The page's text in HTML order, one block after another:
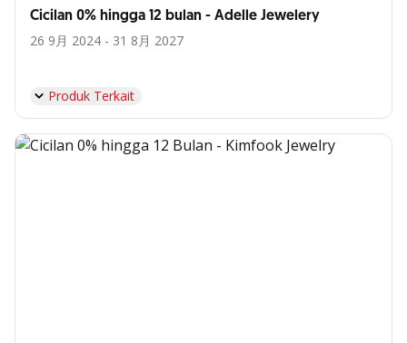
Cicilan 0% hingga 12 bulan - Adelle Jewelery
26 9月 2024 - 31 8月 2027
Produk Terkait